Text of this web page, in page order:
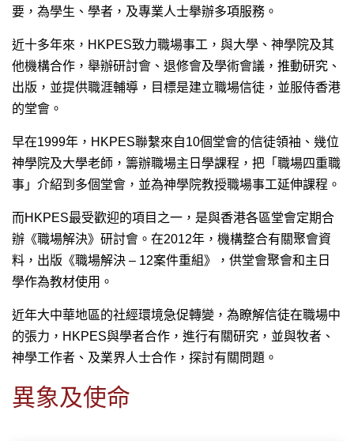
要，為學生、學者，及專業人士擧辦多項服務。
近十多年來，HKPES致力職場事工，與大學、神學院及其
他機構合作，舉辦研討會、退修會及學術會議，推動研究、
出版，並提供職涯輔導，目標是建立職場信徒，並服侍香港
的堂會。
早在1999年，HKPES聯繫來自10個堂會的信徒領袖、幾位
神學院及大學老師，籌辦職場主日學課程，把「職場四重職
事」介紹到多個堂會，並為神學院教授職場事工延伸課程。
而HKPES最受歡迎的項目之一，是與香港各區堂會定期合
辦《職場解決》研討會。在2012年，機構整合有關聚會資
料，出版《職場解決 – 12案件重組》，供堂會聚會和主日
學作為教材使用。
近年大中華地區的社經環境急促轉變，為瞭解信徒在職場中
的張力，HKPES與學者合作，進行有關研究，並與牧者、
神學工作者、及業界人士合作，探討有關問題。
異象及使命